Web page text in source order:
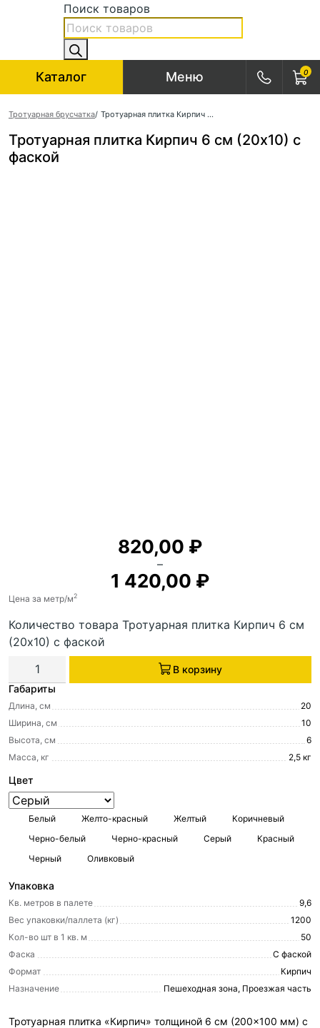
Поиск товаров
Каталог Меню 0
Тротуарная брусчатка/ Тротуарная плитка Кирпич 6 см (20х10) с фаской
Тротуарная плитка Кирпич 6 см (20х10) с
фаской
Габариты
Длина, см
20
Ширина, см
10
Высота, см
6
Масса, кг
2,5 кг
Цвет
Белый Желто-красный Желтый
Коричневый
Черно-белый
Черно-красный Серый
Красный
Черный
Оливковый
Упаковка
Кв. метров в палете
9,6
Вес упаковки/паллета (кг)
1200
Кол-во шт в 1 кв. м
50
Фаска
С фаской
Формат
Кирпич
Назначение
Пешеходная зона, Проезжая часть
820,00 ₽
–
1 420,00 ₽
Цена за метр/м2
Количество товара Тротуарная плитка Кирпич 6 см
(20х10) с фаской
В корзину
Тротуарная плитка «Кирпич» толщиной 6 см (200×100 мм) с